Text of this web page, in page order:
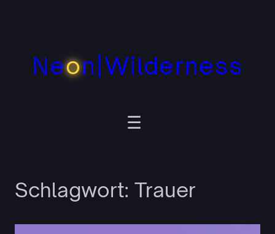
Neon|Wilderness
Schlagwort: Trauer